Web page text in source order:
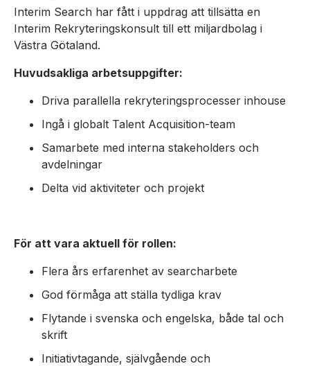
Interim Search har fått i uppdrag att tillsätta en
Interim Rekryteringskonsult till ett miljardbolag i
Västra Götaland.
Huvudsakliga arbetsuppgifter:
Driva parallella rekryteringsprocesser inhouse
Ingå i globalt Talent Acquisition-team
Samarbete med interna stakeholders och
avdelningar
Delta vid aktiviteter och projekt
För att vara aktuell för rollen:
Flera års erfarenhet av searcharbete
God förmåga att ställa tydliga krav
Flytande i svenska och engelska, både tal och
skrift
Initiativtagande, självgående och